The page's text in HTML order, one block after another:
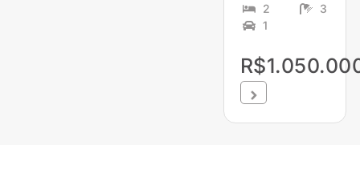
2
3
1